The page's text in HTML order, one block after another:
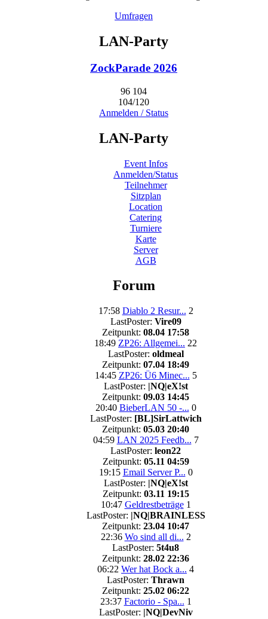
Umfragen
LAN-Party
ZockParade 2026
96 104
104/120
Anmelden / Status
LAN-Party
Event Infos
Anmelden/Status
Teilnehmer
Sitzplan
Location
Catering
Turniere
Karte
Server
AGB
Forum
17:58 Diablo 2 Resur... 2
LastPoster: Vire09
Zeitpunkt: 08.04 17:58
18:49 ZP26: Allgemei... 22
LastPoster: oldmeal
Zeitpunkt: 07.04 18:49
14:45 ZP26: Ü6 Minec... 5
LastPoster: |NQ|eX!st
Zeitpunkt: 09.03 14:45
20:40 BieberLAN 50 -... 0
LastPoster: [BL]SirLattwich
Zeitpunkt: 05.03 20:40
04:59 LAN 2025 Feedb... 7
LastPoster: leon22
Zeitpunkt: 05.11 04:59
19:15 Email Server P... 0
LastPoster: |NQ|eX!st
Zeitpunkt: 03.11 19:15
10:47 Geldrestbeträge 1
LastPoster: |NQ|BRAINLESS
Zeitpunkt: 23.04 10:47
22:36 Wo sind all di... 2
LastPoster: 5t4u8
Zeitpunkt: 28.02 22:36
06:22 Wer hat Bock a... 4
LastPoster: Thrawn
Zeitpunkt: 25.02 06:22
23:37 Factorio - Spa... 1
LastPoster: |NQ|DevNiv